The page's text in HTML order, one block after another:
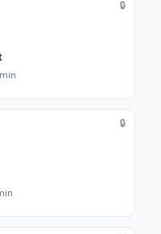
🔒
🔒